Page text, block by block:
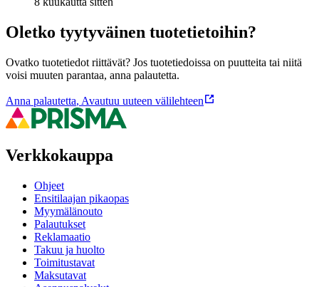
Oletko tyytyväinen tuotetietoihin?
Ovatko tuotetiedot riittävät? Jos tuotetiedoissa on puutteita tai niitä
voisi muuten parantaa, anna palautetta.
Anna palautetta, Avautuu uuteen välilehteen
Verkkokauppa
Ohjeet
Ensitilaajan pikaopas
Myymälänouto
Palautukset
Reklamaatio
Takuu ja huolto
Toimitustavat
Maksutavat